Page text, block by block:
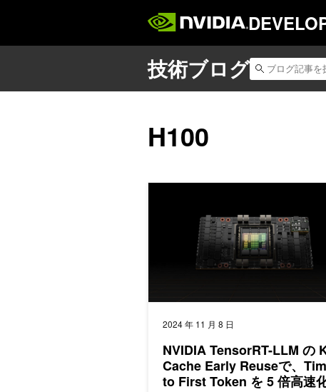
H100
2024 年 11 月 8 日
NVIDIA TensorRT-LLM の
Cache Early Reuseで、
to First Token を 5 倍高速
NVIDIA TensorRT-LLM の KV